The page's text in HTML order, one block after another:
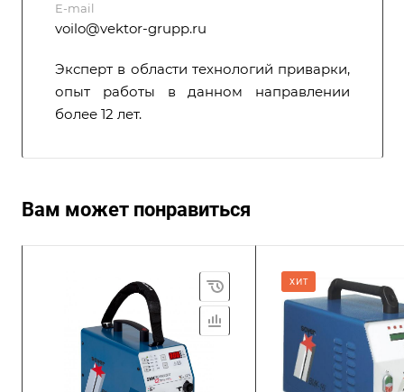
E-mail
voilo@vektor-grupp.ru
Эксперт в области технологий приварки,
опыт работы в данном направлении
более 12 лет.
Вам может понравиться
ХИТ